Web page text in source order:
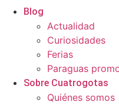
Blog
Actualidad
Curiosidades
Ferias
Paraguas
Sobre Cuatrogotas
Quiénes somos